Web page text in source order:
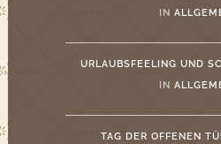
IN
URLAUBSFEELING UND
IN
TAG DER OFFENEN